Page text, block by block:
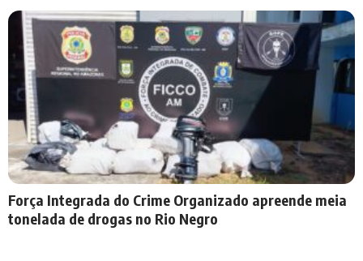
Força Integrada do Crime Organizado apreende meia
tonelada de drogas no Rio Negro